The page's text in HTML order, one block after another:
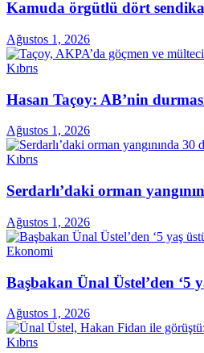
Kamuda örgütlü dört sendika,
Ağustos 1, 2026
Kıbrıs
Hasan Taçoy: AB’nin
Ağustos 1, 2026
Kıbrıs
Serdarlı’daki orman
Ağustos 1, 2026
Ekonomi
Başbakan Ünal Üstel’den ‘5
Ağustos 1, 2026
Kıbrıs